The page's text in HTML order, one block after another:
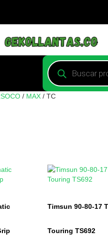
/ MAX / TC
Timsun 90-80-17
Touring TS692